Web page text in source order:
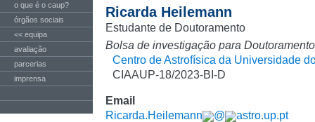
o que é o caup?
órgãos sociais
<< equipa
avaliação
parcerias
imprensa
Ricarda Heilemann
Estudante de Doutoramento
Bolsa de investigação para Doutoramento
Centro de Astrofísica da Universidade
CIAAUP-18/2023-BI-D
Email
Ricarda.Heilemann
@ astro.up.pt